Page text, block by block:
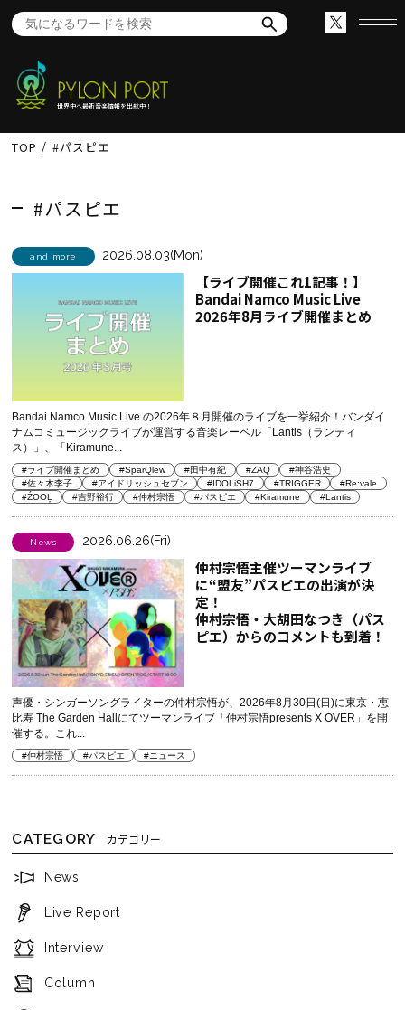
世界中へ最新音楽情報を出航中！
TOP #パスピエ
#パスピエ
and more 2026.08.03(Mon)
【ライブ開催これ1記事！】
Bandai Namco Music Live
2026年8月ライブ開催まとめ
Bandai Namco Music Live の2026年８月開催のライブを一挙紹介！バンダイ
ナムコミュージックライブが運営する音楽レーベル「Lantis（ランティ
ス）」、「Kiramune...
#ライブ開催まとめ #SparQlew #田中有紀 #ZAQ
#神谷浩史
#佐々木李子
#アイドリッシュセブン #IDOLiSH7 #TRIGGER
#Re:vale
#ŹOOĻ
#吉野裕行 #仲村宗悟 #パスピエ #Kiramune #Lantis
News 2026.06.26(Fri)
仲村宗悟主催ツーマンライブ
に“盟友”パスピエの出演が決
定！
仲村宗悟・大胡田なつき（パス
ピエ）からのコメントも到着！
声優・シンガーソングライターの仲村宗悟が、2026年8月30日(日)に東京・恵
比寿 The Garden Hallにてツーマンライブ「仲村宗悟presents X OVER」を開
催する。これ...
#仲村宗悟 #パスピエ #ニュース
CATEGORY カテゴリー
News
Live Report
Interview
Column